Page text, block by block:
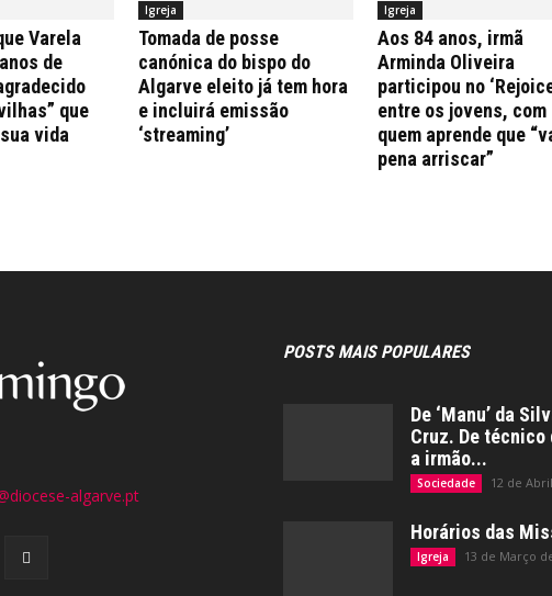
Varela
de
que
vida
Igreja
Tomada de posse
canónica do bispo do
Algarve eleito já tem hora
e incluirá emissão
‘streaming’
Igreja
Aos 84 anos, irmã
Arminda Oliveira
participou no
entre os jovens, com
quem aprende que
pena arriscar”
algarve.pt
POSTS MAIS POPULARES
De ‘Manu’ da
Cruz. De técnico
a irmão...
Sociedade 12 de
Horários das
Igreja 13 de Março